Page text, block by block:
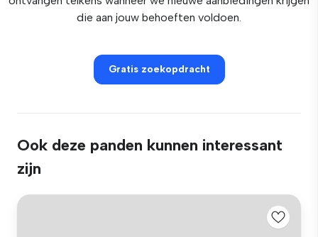
die aan jouw behoeften voldoen.
Gratis zoekopdracht
Ook deze panden kunnen interessant
zijn